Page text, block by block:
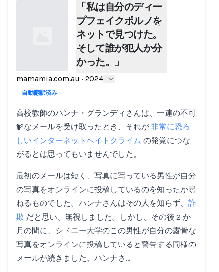
Loading...
「私は自分のディー
プフェイクポルノを
ネットで見つけた。
そして誰が犯人か分
かった。」
mamamia.com.au · 2024
自動翻訳済み
高校教師のハンナ・グランディさんは、一連の不可
解なメールを受け取ったとき、それが 非常に恐ろ
しいインターネットヘイトクライム の発覚につな
がるとは思ってもいませんでした。
最初のメールは短く、写真に写っている男性が自分
の写真をオンラインに投稿しているのを知ったか尋
ねるものでした。ハンナさんはその人を知らず、 詐
欺 だと思い、無視しました。しかし、その後 2 か
月の間に、シドニー大学のこの男性が自分の露骨な
写真をオンラインに投稿していると警告する同様の
メールが続きました。ハンナさ…